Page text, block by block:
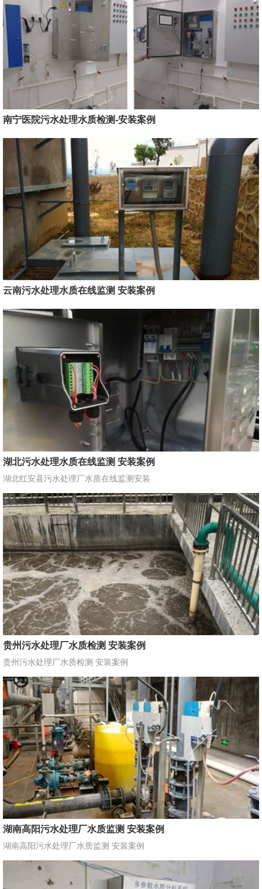
南宁医院污水处理水质检测-安装案例
云南污水处理水质在线监测 安装案例
湖北污水处理水质在线监测 安装案例
湖北红安县污水处理厂水质在线监测安装
贵州污水处理厂水质检测 安装案例
贵州污水处理厂水质检测 安装案例
湖南高阳污水处理厂水质监测 安装案例
湖南高阳污水处理厂水质监测 安装案例